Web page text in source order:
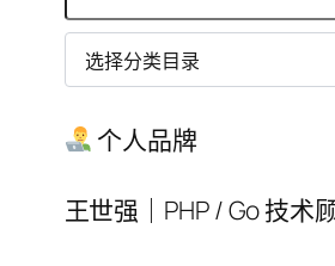
索
分
类
录 个人品牌
王世强｜PHP / Go 技术